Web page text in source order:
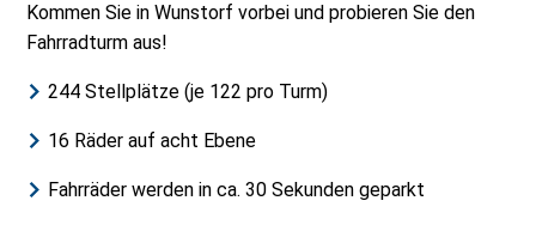
Kommen Sie in Wunstorf vorbei und probieren Sie den
Fahrradturm aus!
244 Stellplätze (je 122 pro Turm)
16 Räder auf acht Ebene
Fahrräder werden in ca. 30 Sekunden geparkt